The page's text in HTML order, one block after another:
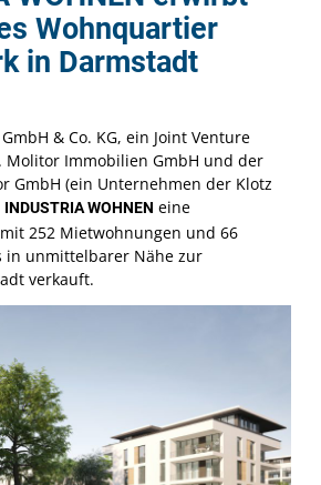
Wohnquartier
in Darmstadt
& Co. KG, ein Joint Venture
Molitor Immobilien GmbH und der
GmbH (ein Unternehmen der Klotz
INDUSTRIA WOHNEN eine
252 Mietwohnungen und 66
in unmittelbarer Nähe zur
verkauft.